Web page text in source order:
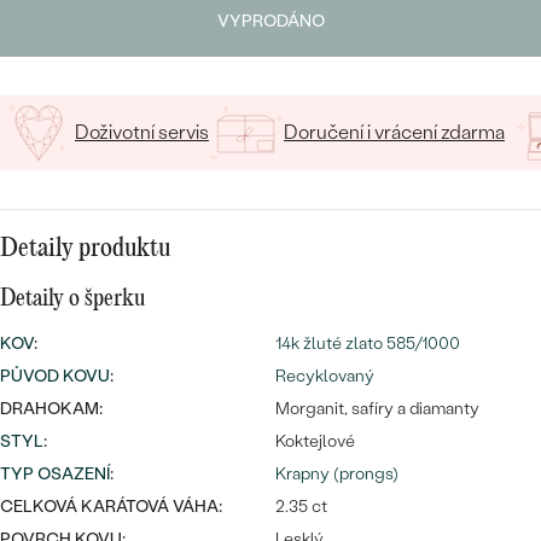
Nejprodávanější
snubní prsteny
DLE MATERIÁLU
ZLATO
PLATINA
STŘÍBRO
S LAB-GROWN DIAMANTY
S PERLAMI
DLE STYLU
PERSONALIZOVANÉ
MINIMALISTICKÉ
PODLE PŘÍLEŽITOSTI
Nejprodávanější
LUXUSNÍ
CENOVĚ DOSTUPNÉ
VYPRODÁNO
Doživotní servis Doručení i vrácení zdarma
Detaily produktu
Detaily o šperku
KOV:
14k žluté zlato 585/1000
PŮVOD KOVU:
Recyklovaný
DRAHOKAM:
Morganit, safíry a diamanty
STYL:
Koktejlové
TYP OSAZENÍ:
Krapny (prongs)
CELKOVÁ KARÁTOVÁ VÁHA:
2.35 ct